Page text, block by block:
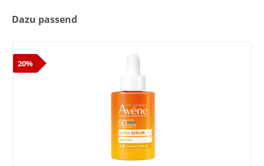
Dazu passend
20%